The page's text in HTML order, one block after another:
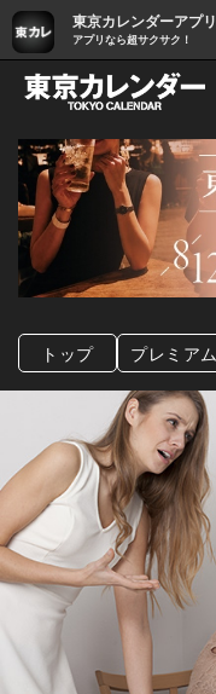
東京カレンダーアプリ
アプリなら超サクサク！
トップ プレミアム